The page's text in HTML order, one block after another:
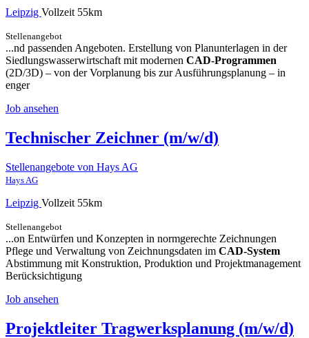
Leipzig Vollzeit 55km
Stellenangebot
...nd passenden Angeboten. Erstellung von Planunterlagen in der
Siedlungswasserwirtschaft mit modernen CAD-Programmen
(2D/3D) – von der Vorplanung bis zur Ausführungsplanung – in
enger
Job ansehen
Technischer Zeichner (m/w/d)
Stellenangebote von Hays AG
Hays AG
Leipzig Vollzeit 55km
Stellenangebot
...on Entwürfen und Konzepten in normgerechte Zeichnungen
Pflege und Verwaltung von Zeichnungsdaten im CAD-System
Abstimmung mit Konstruktion, Produktion und Projektmanagement
Berücksichtigung
Job ansehen
Projektleiter Tragwerksplanung (m/w/d)